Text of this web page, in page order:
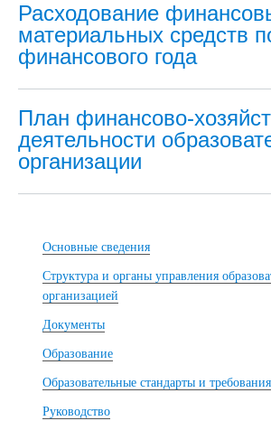
Расходование
материальных средств
финансового года
План финансово-
деятельности
организации
Основные сведения
Структура и органы управления
организацией
Документы
Образование
Образовательные стандарты и требования
Руководство